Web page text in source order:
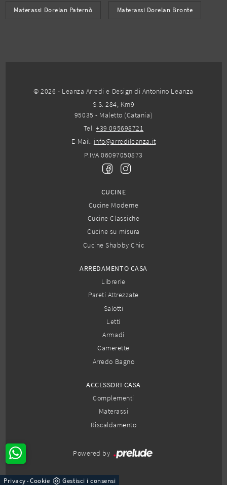
Materassi Dorelan Paternò Materassi Dorelan Bronte
© 2026 - Leanza Arredi e Design di Antonino Leanza
S.S. 284, Km9
95035 - Maletto (Catania)
Tel.+39 095698721
E-Mail. info@arredileanza.it
P.IVA 06097050873
CUCINE
Cucine Moderne
Cucine Classiche
Cucine su misura
Cucine Shabby Chic
ARREDAMENTO CASA
Librerie
Pareti Attrezzate
Salotti
Letti
Armadi
Camerette
Arredo Bagno
ACCESSORI CASA
Complementi
Materassi
Riscaldamento
Powered by
Privacy -Cookie Gestisci i consensi